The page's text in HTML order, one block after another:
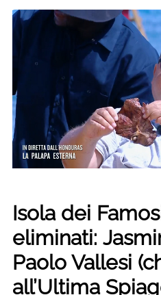
Isola dei
eliminati:
Paolo Vallesi
all’Ultima